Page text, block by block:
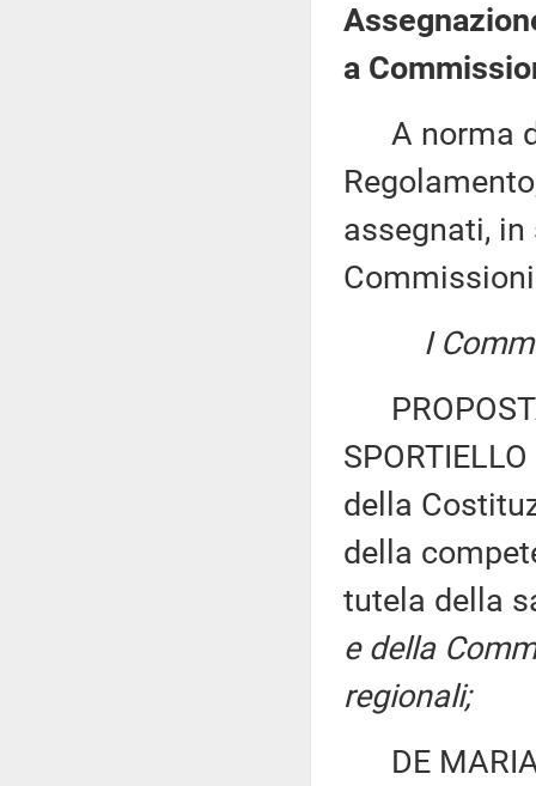
a
A norma
assegnati,
I
della
della
tutela della
e della
regionali;
DE MARIA